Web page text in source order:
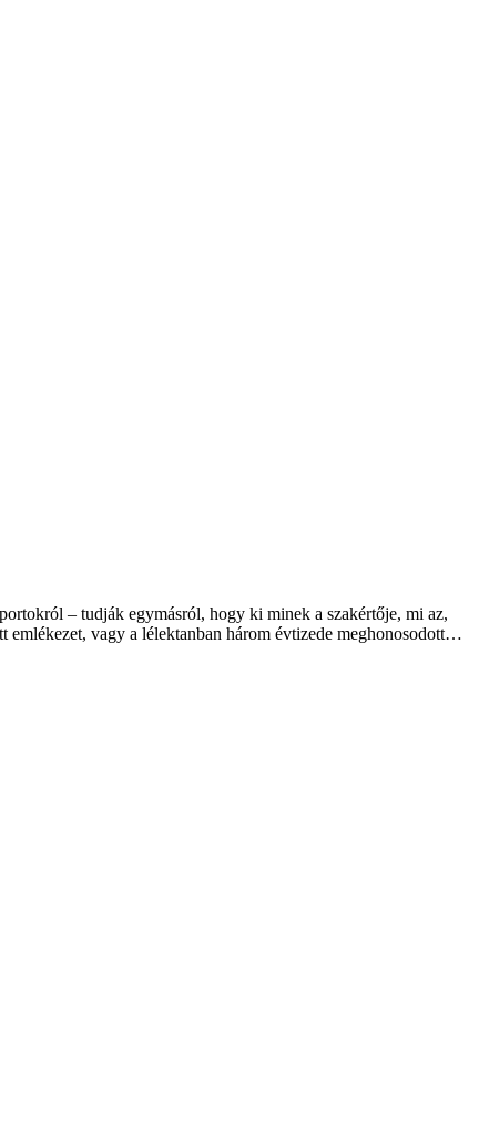
– tudják egymásról, hogy ki minek a szakértője, mi az,
emlékezet, vagy a lélektanban három évtizede meghonosodott…